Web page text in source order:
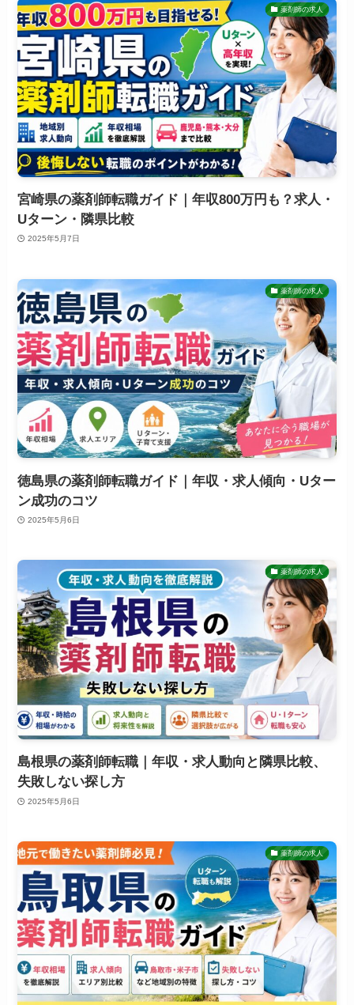
薬剤師の求人
宮崎県の薬剤師転職ガイド｜年収800万円も？求人・
Uターン・隣県比較
2025年5月7日
薬剤師の求人
徳島県の薬剤師転職ガイド｜年収・求人傾向・Uター
ン成功のコツ
2025年5月6日
薬剤師の求人
島根県の薬剤師転職｜年収・求人動向と隣県比較、
失敗しない探し方
2025年5月6日
薬剤師の求人